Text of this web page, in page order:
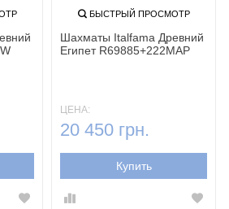
БЫСТРЫЙ ПРОСМОТР
Шахматы Italfama Древний
Египет R69885+222MAP
ЦЕНА:
20 450 грн.
Купить